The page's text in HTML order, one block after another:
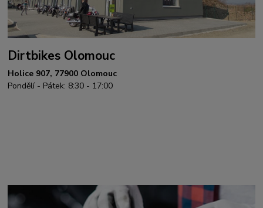
Dirtbikes Olomouc
Holice 907, 77900 Olomouc
Pondělí - Pátek: 8:30 - 17:00